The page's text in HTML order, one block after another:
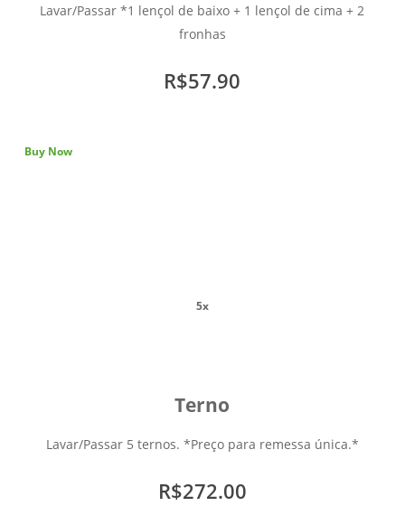
Lavar/Passar *1 lençol de baixo + 1 lençol de cima + 2
fronhas
R$57.90
Buy Now
5x
Terno
Lavar/Passar 5 ternos. *Preço para remessa única.*
R$272.00